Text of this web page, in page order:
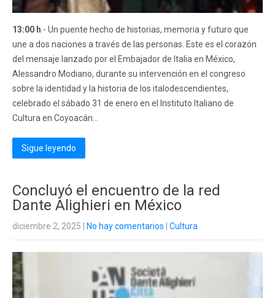
13:00 h - Un puente hecho de historias, memoria y futuro que
une a dos naciones a través de las personas. Este es el corazón
del mensaje lanzado por el Embajador de Italia en México,
Alessandro Modiano, durante su intervención en el congreso
sobre la identidad y la historia de los italodescendientes,
celebrado el sábado 31 de enero en el Instituto Italiano de
Cultura en Coyoacán...
Sigue leyendo
Concluyó el encuentro de la red
Dante Alighieri en México
diciembre 2, 2025 No hay comentarios Cultura